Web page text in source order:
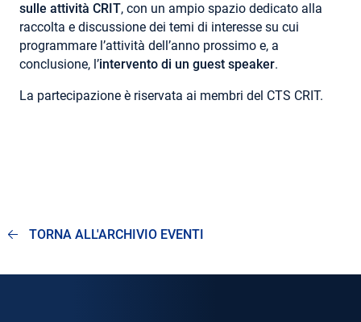
sulle attività CRIT, con un ampio spazio dedicato alla
raccolta e discussione dei temi di interesse su cui
programmare l’attività dell’anno prossimo e, a
conclusione, l’intervento di un guest speaker.
La partecipazione è riservata ai membri del CTS CRIT.
TORNA ALL'ARCHIVIO EVENTI